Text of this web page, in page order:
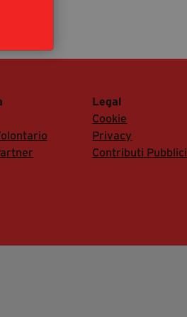
+39 346 954 4078
Legal
Cookie
Privacy
Contributi Pubblici